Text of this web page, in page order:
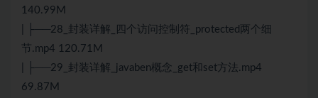
140.99M
| ├──28_封装详解_四个访问控制符_protected两个细
节.mp4 120.71M
| ├──29_封装详解_javaben概念_get和set方法.mp4
69.87M